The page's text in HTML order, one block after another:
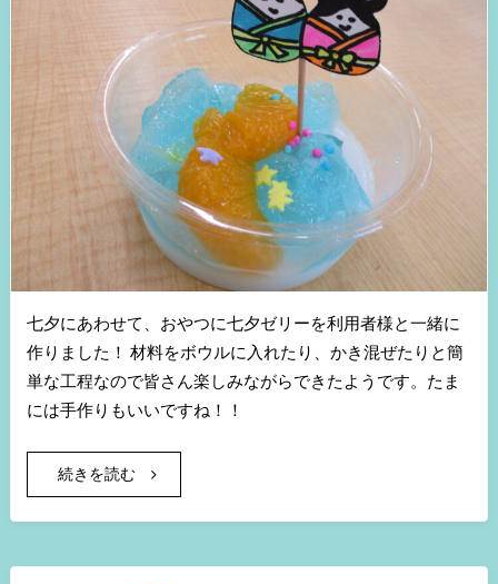
七夕にあわせて、おやつに七夕ゼリーを利用者様と一緒に
作りました！ 材料をボウルに入れたり、かき混ぜたりと簡
単な工程なので皆さん楽しみながらできたようです。たま
には手作りもいいですね！！
続きを読む